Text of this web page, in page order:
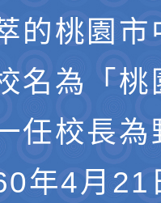
的桃園市
名為「桃
任校長為
年4月21